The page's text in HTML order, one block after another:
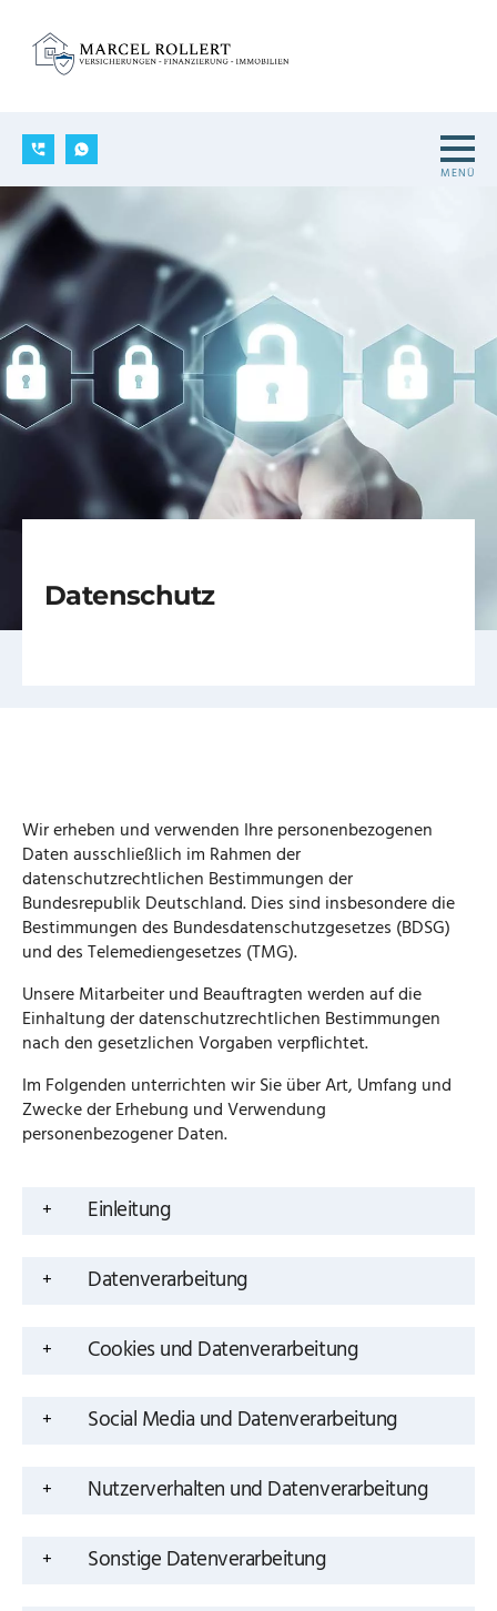
Datenschutz
Wir erheben und verwenden Ihre personenbezogenen
Daten ausschließlich im Rahmen der
datenschutzrechtlichen Bestimmungen der
Bundesrepublik Deutschland. Dies sind insbesondere die
Bestimmungen des Bundesdatenschutzgesetzes (BDSG)
und des Telemediengesetzes (TMG).
Unsere Mitarbeiter und Beauftragten werden auf die
Einhaltung der datenschutzrechtlichen Bestimmungen
nach den gesetzlichen Vorgaben verpflichtet.
Im Folgenden unterrichten wir Sie über Art, Umfang und
Zwecke der Erhebung und Verwendung
personenbezogener Daten.
Einleitung
Datenverarbeitung
Cookies und Datenverarbeitung
Social Media und Datenverarbeitung
Nutzerverhalten und Datenverarbeitung
Sonstige Datenverarbeitung